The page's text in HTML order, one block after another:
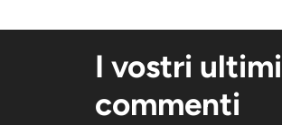
I vostri ultimi
commenti